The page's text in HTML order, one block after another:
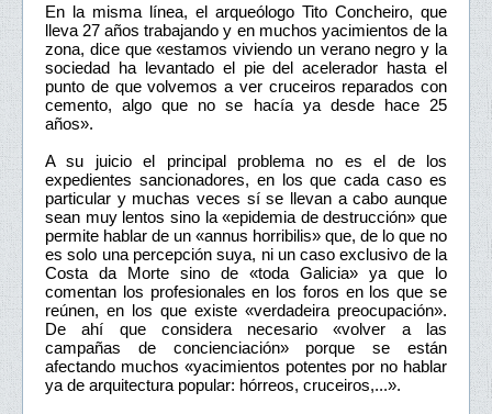
En la misma línea, el arqueólogo Tito Concheiro, que
lleva 27 años trabajando y en muchos yacimientos de la
zona, dice que «estamos viviendo un verano negro y la
sociedad ha levantado el pie del acelerador hasta el
punto de que volvemos a ver cruceiros reparados con
cemento, algo que no se hacía ya desde hace 25
años».
A su juicio el principal problema no es el de los
expedientes sancionadores, en los que cada caso es
particular y muchas veces sí se llevan a cabo aunque
sean muy lentos sino la «epidemia de destrucción» que
permite hablar de un «annus horribilis» que, de lo que no
es solo una percepción suya, ni un caso exclusivo de la
Costa da Morte sino de «toda Galicia» ya que lo
comentan los profesionales en los foros en los que se
reúnen, en los que existe «verdadeira preocupación».
De ahí que considera necesario «volver a las
campañas de concienciación» porque se están
afectando muchos «yacimientos potentes por no hablar
ya de arquitectura popular: hórreos, cruceiros,...».